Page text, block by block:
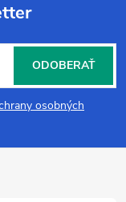
osobných
ODOBERAŤ